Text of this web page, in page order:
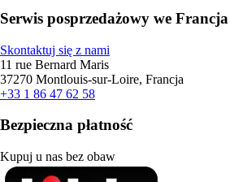
Serwis posprzedażowy we Francja
Skontaktuj się z nami
11 rue Bernard Maris
37270 Montlouis-sur-Loire, Francja
+33 1 86 47 62 58
Bezpieczna płatność
Kupuj u nas bez obaw